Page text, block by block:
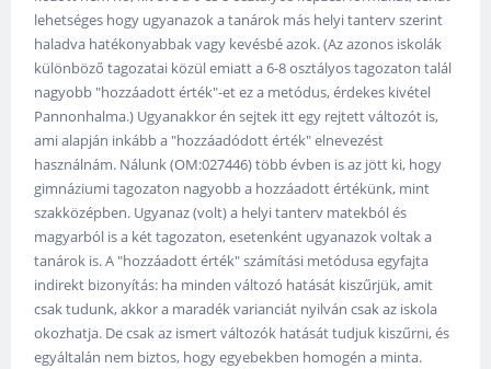
lehetséges hogy ugyanazok a tanárok más helyi tanterv szerint
haladva hatékonyabbak vagy kevésbé azok. (Az azonos iskolák
különböző tagozatai közül emiatt a 6-8 osztályos tagozaton talál
nagyobb "hozzáadott érték"-et ez a metódus, érdekes kivétel
Pannonhalma.) Ugyanakkor én sejtek itt egy rejtett változót is,
ami alapján inkább a "hozzáadódott érték" elnevezést
használnám. Nálunk (OM:027446) több évben is az jött ki, hogy
gimnáziumi tagozaton nagyobb a hozzáadott értékünk, mint
szakközépben. Ugyanaz (volt) a helyi tanterv matekból és
magyarból is a két tagozaton, esetenként ugyanazok voltak a
tanárok is. A "hozzáadott érték" számítási metódusa egyfajta
indirekt bizonyítás: ha minden változó hatását kiszűrjük, amit
csak tudunk, akkor a maradék varianciát nyilván csak az iskola
okozhatja. De csak az ismert változók hatását tudjuk kiszűrni, és
egyáltalán nem biztos, hogy egyebekben homogén a minta.